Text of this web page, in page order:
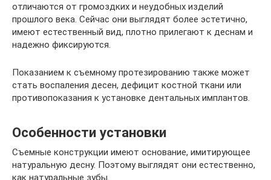
отличаются от громоздких и неудобных изделий
прошлого века. Сейчас они выглядят более эстетично,
имеют естественный вид, плотно прилегают к деснам и
надежно фиксируются.
Показанием к съемному протезированию также может
стать воспаления десен, дефицит костной ткани или
противопоказания к установке дентальных имплантов.
Особенности установки
Съемные конструкции имеют основание, имитирующее
натуральную десну. Поэтому выглядят они естественно,
как натуральные зубы.